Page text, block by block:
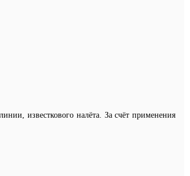
известкового налёта. За счёт применения